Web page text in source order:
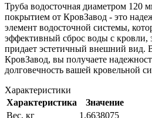
Труба водосточная диаметром 120
покрытием от КровЗавод - это
элемент водосточной системы,
эффективный сброс воды с кровли,
придает эстетичный внешний вид.
КровЗавод, вы получаете
долговечность вашей кровельной
Характеристики
Характеристика
Значение
Вес, кг
1.6638075